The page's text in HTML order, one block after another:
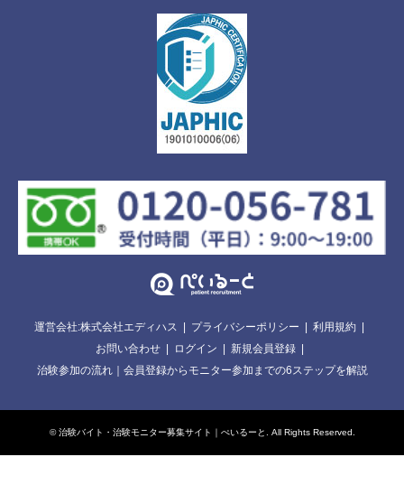
運営会社:株式会社エディハス プライバシーポリシー
利用規約
お問い合わせ
ログイン
新規会員登録
治験参加の流れ｜会員登録からモニター参加までの6ステップを解説
©治験バイト・治験モニター募集サイト｜ぺいるーと . All Rights Reserved.